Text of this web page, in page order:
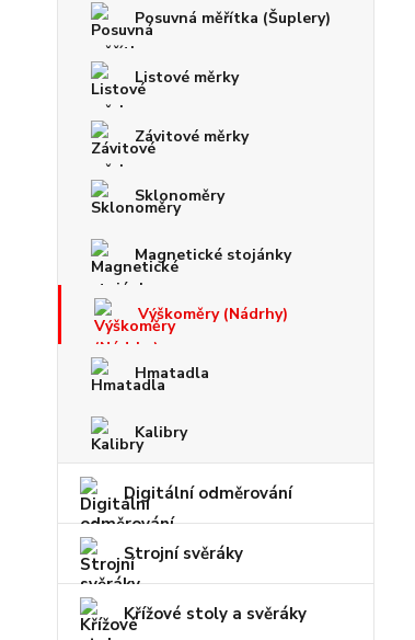
Posuvná měřítka (Šuplery)
Listové měrky
Závitové měrky
Sklonoměry
Magnetické stojánky
Výškoměry (Nádrhy)
Hmatadla
Kalibry
Digitální odměrování
Strojní svěráky
Křížové stoly a svěráky